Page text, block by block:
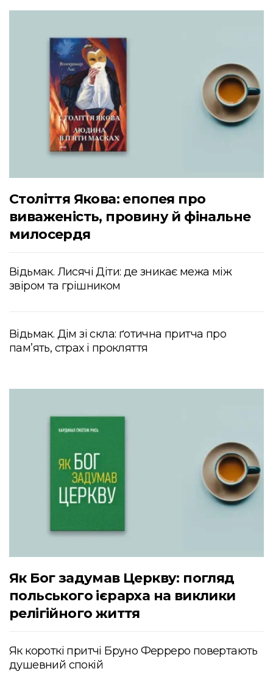
Століття Якова: епопея про
виваженість, провину й фінальне
милосердя
Відьмак. Лисячі Діти: де зникає межа між
звіром та грішником
Відьмак. Дім зі скла: ґотична притча про
пам’ять, страх і прокляття
Як Бог задумав Церкву: погляд
польського ієрарха на виклики
релігійного життя
Як короткі притчі Бруно Ферреро повертають
душевний спокій